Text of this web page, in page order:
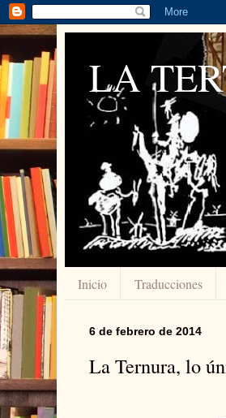
LA
Inicio Traducciones
6 de febrero de 2014
La Ternura, lo